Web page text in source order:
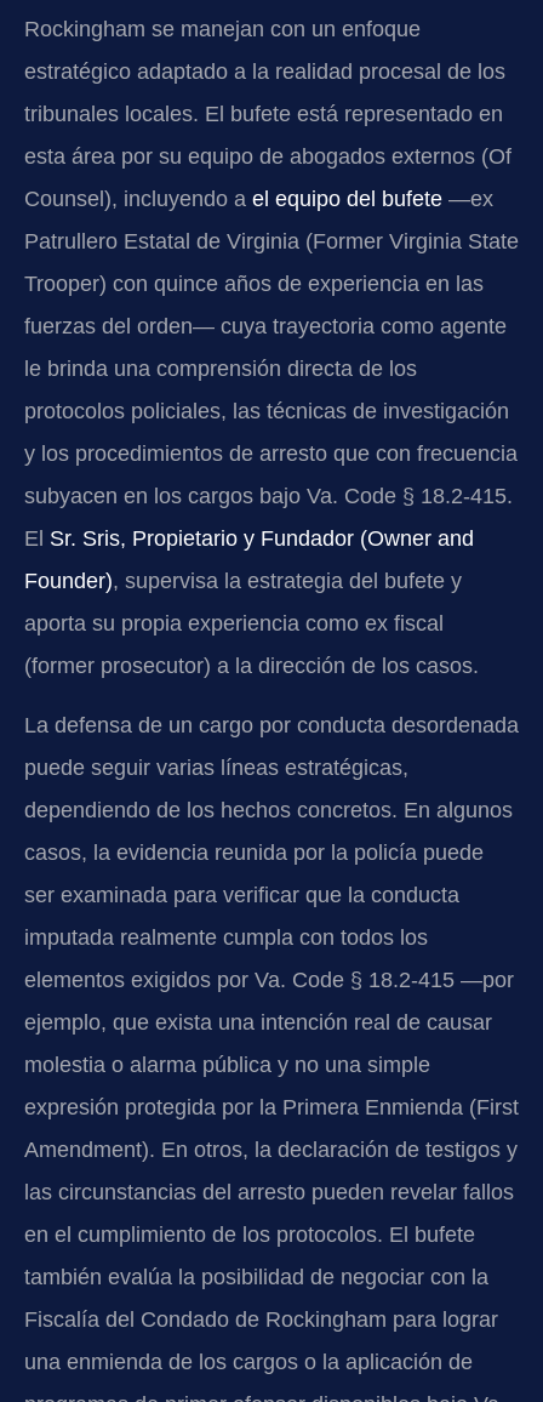
Rockingham se manejan con un enfoque
estratégico adaptado a la realidad procesal de los
tribunales locales. El bufete está representado en
esta área por su equipo de abogados externos (Of
Counsel), incluyendo a el equipo del bufete —ex
Patrullero Estatal de Virginia (Former Virginia State
Trooper) con quince años de experiencia en las
fuerzas del orden— cuya trayectoria como agente
le brinda una comprensión directa de los
protocolos policiales, las técnicas de investigación
y los procedimientos de arresto que con frecuencia
subyacen en los cargos bajo Va. Code § 18.2-415.
El Sr. Sris, Propietario y Fundador (Owner and
Founder), supervisa la estrategia del bufete y
aporta su propia experiencia como ex fiscal
(former prosecutor) a la dirección de los casos.
La defensa de un cargo por conducta desordenada
puede seguir varias líneas estratégicas,
dependiendo de los hechos concretos. En algunos
casos, la evidencia reunida por la policía puede
ser examinada para verificar que la conducta
imputada realmente cumpla con todos los
elementos exigidos por Va. Code § 18.2-415 —por
ejemplo, que exista una intención real de causar
molestia o alarma pública y no una simple
expresión protegida por la Primera Enmienda (First
Amendment). En otros, la declaración de testigos y
las circunstancias del arresto pueden revelar fallos
en el cumplimiento de los protocolos. El bufete
también evalúa la posibilidad de negociar con la
Fiscalía del Condado de Rockingham para lograr
una enmienda de los cargos o la aplicación de